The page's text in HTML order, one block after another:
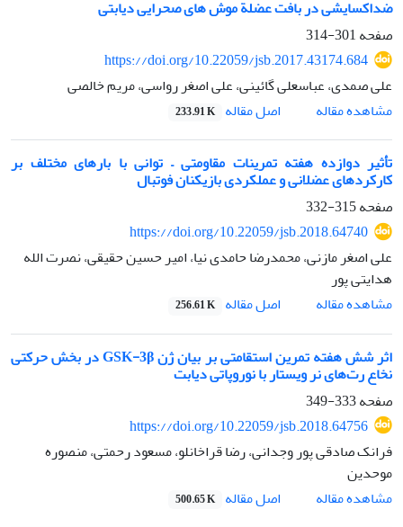
ضداکسایشی در بافت عضلة موش های صحرایی دیابتی
صفحه301-314
https://doi.org/10.22059/jsb.2017.43174.684
علی صمدی، عباسعلی گائینی، علی اصغر رواسی، مریم خالصی
مشاهده مقاله
اصل مقاله 233.91 K
تأثیر دوازده هفته تمرینات مقاومتی – توانی با بارهای مختلف بر
کارکردهای عضلانی و عملکردی بازیکنان فوتبال
صفحه315-332
https://doi.org/10.22059/jsb.2018.64740
علی اصغر مازنی، محمدرضا حامدی نیا، امیر حسین حقیقی، نصرت الله
هدایتی پور
مشاهده مقاله
اصل مقاله 256.61 K
اثر شش هفته تمرین استقامتی بر بیان ژن GSK-3β در بخش حرکتی
نخاع رت‌های نر ویستار با نوروپاتی دیابت
صفحه333-349
https://doi.org/10.22059/jsb.2018.64756
فرانک صادقی پور وجدانی، رضا قراخانلو، مسعود رحمتی، منصوره
موحدین
مشاهده مقاله
اصل مقاله 500.65 K